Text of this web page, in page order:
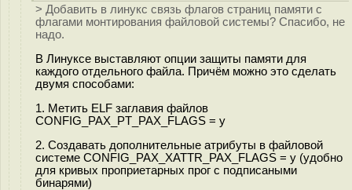
> Добавить в линукс связь флагов страниц памяти с
флагами монтирования файловой системы? Спасибо, не
надо.
В Линуксе выставляют опции защиты памяти для
каждого отдельного файла. Причём можно это сделать
двумя способами:
1. Метить ELF заглавия файлов
CONFIG_PAX_PT_PAX_FLAGS = y
2. Создавать дополнительные атрибуты в файловой
системе CONFIG_PAX_XATTR_PAX_FLAGS = y (удобно
для кривых проприетарных прог с подписаными
бинарями)